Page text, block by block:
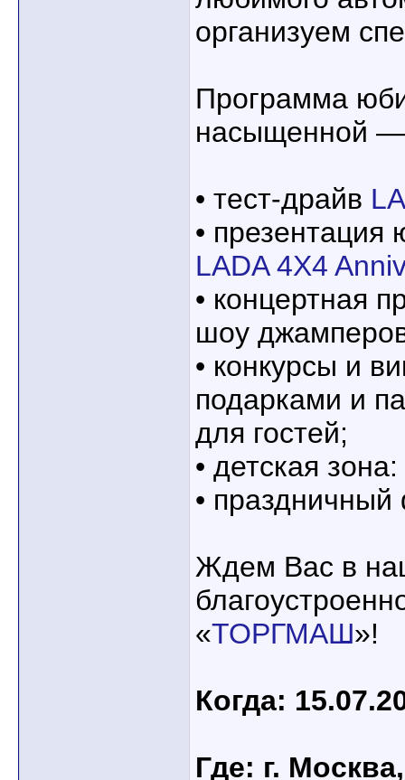
организуем
Программа
насыщенной
• тест-драйв
• презентация
LADA 4X4
• концертная
шоу
• конкурсы и
подарками и
для гостей;
• детская
•
Ждем Вас в
«ТОРГМАШ»!
Когда:
Где: г.